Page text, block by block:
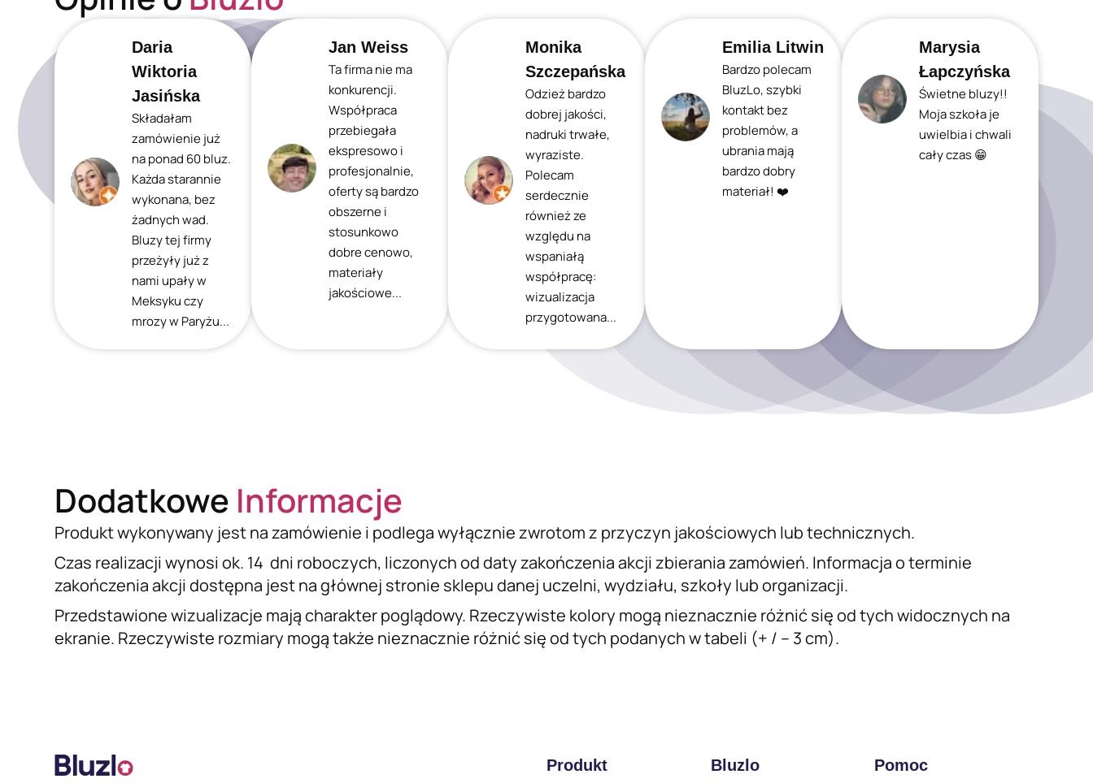
Daria
Wiktoria
Jasińska
Składałam
zamówienie już
na ponad 60 bluz.
Każda starannie
wykonana, bez
żadnych wad.
Bluzy tej firmy
przeżyły już z
nami upały w
Meksyku czy
mrozy w Paryżu...
Jan Weiss
Ta firma nie ma
konkurencji.
Współpraca
przebiegała
ekspresowo i
profesjonalnie,
oferty są bardzo
obszerne i
stosunkowo
dobre cenowo,
materiały
jakościowe...
Monika
Szczepańska
Odzież bardzo
dobrej jakości,
nadruki trwałe,
wyraziste.
Polecam
serdecznie
również ze
względu na
wspaniałą
współpracę:
wizualizacja
przygotowana...
Emilia Litwin
Bardzo polecam
BluzLo, szybki
kontakt bez
problemów, a
ubrania mają
bardzo dobry
materiał! ❤️
Marysia
Łapczyńska
Świetne bluzy!!
Moja szkoła je
uwielbia i chwali
cały czas 😁
Dodatkowe Informacje
Produkt wykonywany jest na zamówienie i podlega wyłącznie zwrotom z przyczyn jakościowych lub technicznych.
Czas realizacji wynosi ok. 14 dni roboczych, liczonych od daty zakończenia akcji zbierania zamówień. Informacja o terminie
zakończenia akcji dostępna jest na głównej stronie sklepu danej uczelni, wydziału, szkoły lub organizacji.
Przedstawione wizualizacje mają charakter poglądowy. Rzeczywiste kolory mogą nieznacznie różnić się od tych widocznych na
ekranie. Rzeczywiste rozmiary mogą także nieznacznie różnić się od tych podanych w tabeli (+ / – 3 cm).
Produkt Bluzlo Pomoc